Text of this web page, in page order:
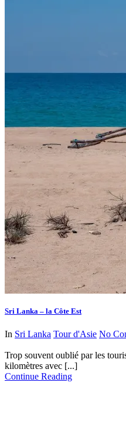
Sri Lanka – la Côte Est
In Sri Lanka Tour d'Asie No
Trop souvent oublié par les
kilomètres avec [...]
Continue Reading